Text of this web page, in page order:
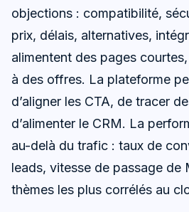
objections : compatibilité,
prix, délais, alternatives,
alimentent des pages
à des offres. La plateforme
d’aligner les CTA, de tracer
d’alimenter le CRM. La
au-delà du trafic : taux de
leads, vitesse de passage de
thèmes les plus corrélés au